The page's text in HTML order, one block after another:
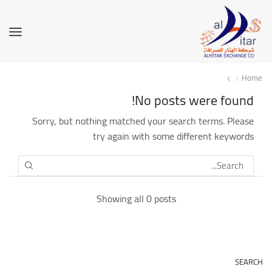
Home
No posts were found!
Sorry, but nothing matched your search terms. Please
try again with some different keywords
SEARCH
Showing all 0 posts
SEARCH